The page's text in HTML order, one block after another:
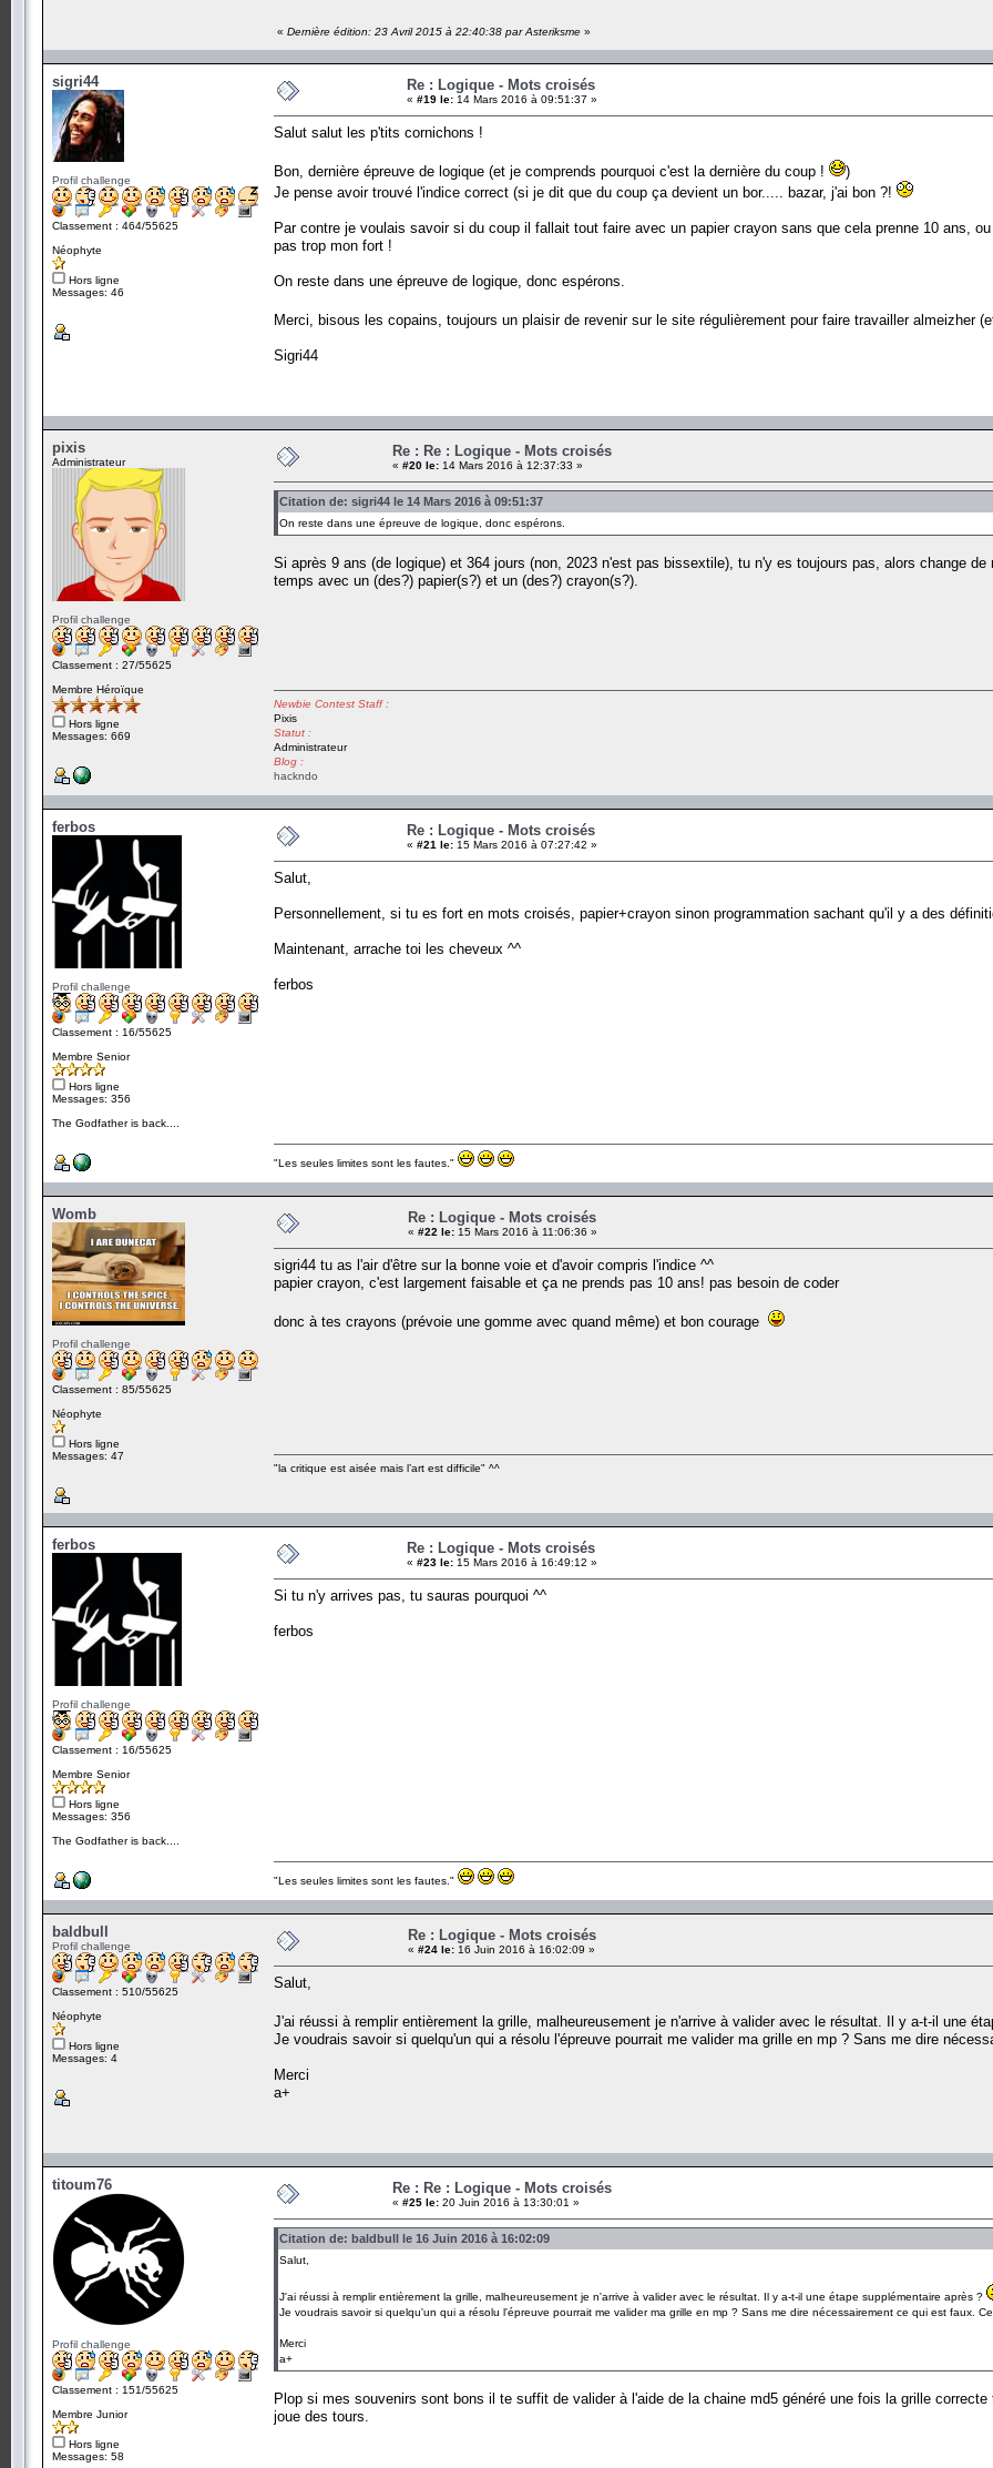
« Dernière édition: 23 Avril 2015 à 22:40:38 par Asteriksme »
sigri44
Profil challenge
Classement : 464/55625
Néophyte
Hors ligne
Messages: 46
Re : Logique - Mots croisés
« #19 le: 14 Mars 2016 à 09:51:37 »
Salut salut les p'tits cornichons !
Bon, dernière épreuve de logique (et je comprends pourquoi c'est la dernière du coup !
)
Je pense avoir trouvé l'indice correct (si je dit que du coup ça devient un bor..... bazar, j'ai bon ?!
Par contre je voulais savoir si du coup il fallait tout faire avec un papier crayon sans que cela prenne 10 ans,
pas trop mon fort !
On reste dans une épreuve de logique, donc espérons.
Merci, bisous les copains, toujours un plaisir de revenir sur le site régulièrement pour faire travailler almeizher
Sigri44
pixis
Administrateur
Profil challenge
Classement : 27/55625
Membre Héroïque
Hors ligne
Messages: 669
Re : Re : Logique - Mots croisés
« #20 le: 14 Mars 2016 à 12:37:33 »
Citation de: sigri44 le 14 Mars 2016 à 09:51:37
On reste dans une épreuve de logique, donc espérons.
Si après 9 ans (de logique) et 364 jours (non, 2023 n'est pas bissextile), tu n'y es toujours pas, alors change
temps avec un (des?) papier(s?) et un (des?) crayon(s?).
Newbie Contest Staff :
Pixis
Statut :
Administrateur
Blog :
hackndo
ferbos
Profil challenge
Classement : 16/55625
Membre Senior
Hors ligne
Messages: 356
The Godfather is back....
Re : Logique - Mots croisés
« #21 le: 15 Mars 2016 à 07:27:42 »
Salut,
Personnellement, si tu es fort en mots croisés, papier+crayon sinon programmation sachant qu'il y a des
Maintenant, arrache toi les cheveux ^^
ferbos
"Les seules limites sont les fautes."
Womb
Profil challenge
Classement : 85/55625
Néophyte
Hors ligne
Messages: 47
Re : Logique - Mots croisés
« #22 le: 15 Mars 2016 à 11:06:36 »
sigri44 tu as l'air d'être sur la bonne voie et d'avoir compris l'indice ^^
papier crayon, c'est largement faisable et ça ne prends pas 10 ans! pas besoin de coder
donc à tes crayons (prévoie une gomme avec quand même) et bon courage
"la critique est aisée mais l’art est difficile" ^^
ferbos
Profil challenge
Classement : 16/55625
Membre Senior
Hors ligne
Messages: 356
The Godfather is back....
Re : Logique - Mots croisés
« #23 le: 15 Mars 2016 à 16:49:12 »
Si tu n'y arrives pas, tu sauras pourquoi ^^
ferbos
"Les seules limites sont les fautes."
baldbull
Profil challenge
Classement : 510/55625
Néophyte
Hors ligne
Messages: 4
Re : Logique - Mots croisés
« #24 le: 16 Juin 2016 à 16:02:09 »
Salut,
J'ai réussi à remplir entièrement la grille, malheureusement je n'arrive à valider avec le résultat. Il y a-t-il une
Je voudrais savoir si quelqu'un qui a résolu l'épreuve pourrait me valider ma grille en mp ? Sans me dire
Merci
a+
titoum76
Profil challenge
Classement : 151/55625
Membre Junior
Hors ligne
Messages: 58
Re : Re : Logique - Mots croisés
« #25 le: 20 Juin 2016 à 13:30:01 »
Citation de: baldbull le 16 Juin 2016 à 16:02:09
Salut,
J'ai réussi à remplir entièrement la grille, malheureusement je n'arrive à valider avec le résultat. Il y a-t-il une étape supplémentaire après ?
Je voudrais savoir si quelqu'un qui a résolu l'épreuve pourrait me valider ma grille en mp ? Sans me dire nécessairement ce qui est faux.
Merci
a+
Plop si mes souvenirs sont bons il te suffit de valider à l'aide de la chaine md5 généré une fois la grille
joue des tours.